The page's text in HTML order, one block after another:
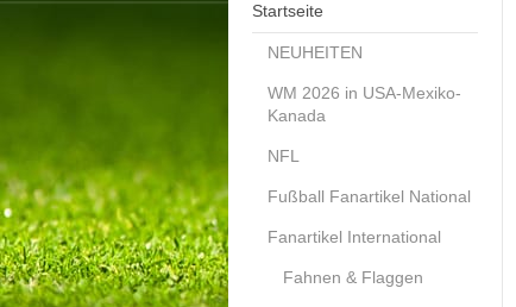
Startseite
NEUHEITEN
WM 2026 in USA-Mexiko-
Kanada
NFL
Fußball Fanartikel National
Fanartikel International
Fahnen & Flaggen